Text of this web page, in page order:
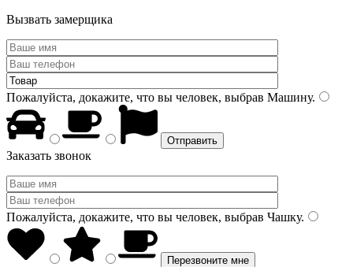
Вызвать замерщика
Пожалуйста, докажите, что вы человек, выбрав Машину.
Заказать звонок
Пожалуйста, докажите, что вы человек, выбрав Чашку.